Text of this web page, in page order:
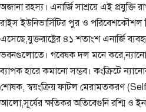
অজানা রহস্য। এনার্জি সাশ্রয়ে এই প্রযুক্তি
রাইস ইউনিভার্সিটির পুর ও
এসেছে,যুক্তরাষ্ট্রের ৪১ শতাংশ এনার্জি
ভবনগুলোতে। গবেষক দল মনে করে,ন্যানো
ব্যাপক হারে কমানো সম্ভব। কংক্রিটে
শোষক, স্বয়ংক্রিয় ফাটল মেরামতকরণ
আলো,সূর্যের ক্ষতিকর অতিবেগুনি রশ্মি ও